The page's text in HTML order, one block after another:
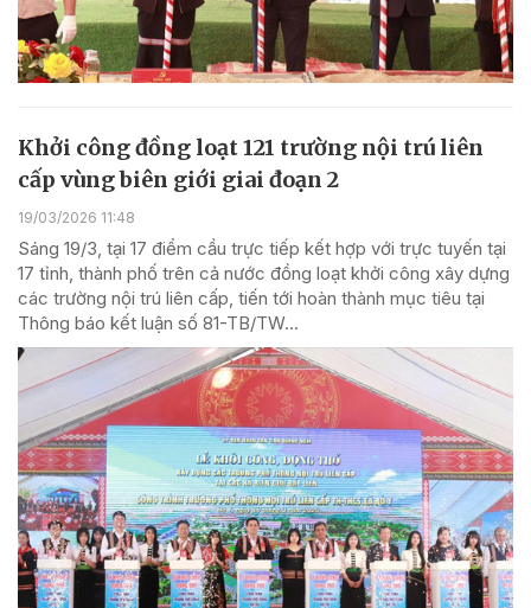
Khởi công đồng loạt 121 trường nội trú liên
cấp vùng biên giới giai đoạn 2
19/03/2026 11:48
Sáng 19/3, tại 17 điểm cầu trực tiếp kết hợp với trực tuyến tại
17 tỉnh, thành phố trên cả nước đồng loạt khởi công xây dựng
các trường nội trú liên cấp, tiến tới hoàn thành mục tiêu tại
Thông báo kết luận số 81-TB/TW...